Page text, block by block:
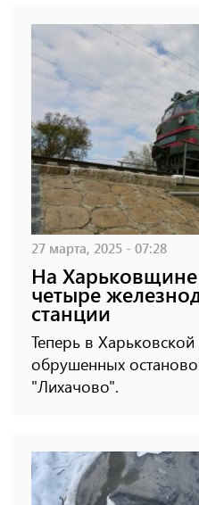
27 марта, 2025 - 07:28
На
четыре
станции
Теперь в Харьковской
обрушенных
"Лихачово".